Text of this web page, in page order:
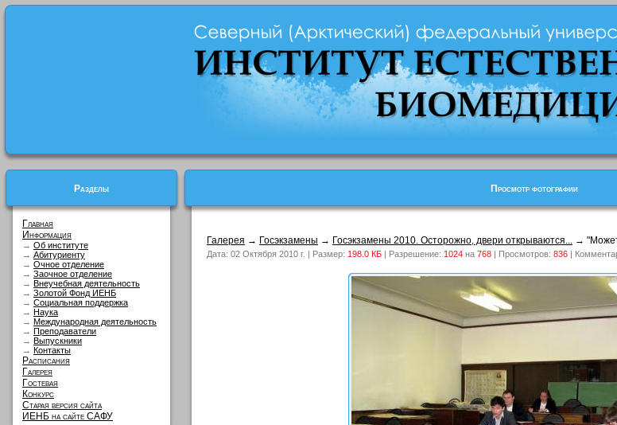
Разделы
Главная
Информация
→ Об институте
→ Абитуриенту
→ Очное отделение
→ Заочное отделение
→ Внеучебная деятельность
→ Золотой Фонд ИЕНБ
→ Социальная поддержка
→ Наука
→ Международная деятельность
→ Преподаватели
→ Выпускники
→ Контакты
Расписания
Галерея
Гостевая
Конкурс
Старая версия сайта
ИЕНБ на сайте САФУ
Просмотр фотографии
Галерея → Госэкзамены → Госэкзамены 2010. Осторожно, двери открываются... →
Дата: 02 Октября 2010 г. | Размер: 198.0 КБ | Разрешение: 1024 на 768 | Просмотров: 836 |